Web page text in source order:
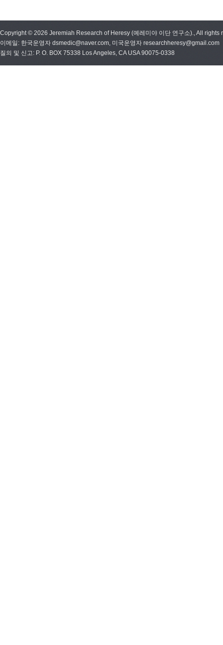
Copyright © 2026 Jeremiah Research of Heresy (예레미야 이단 연구소)., All rights
이메일: 한국운영자 dsmedic@naver.com, 미국운영자 researchheresy@gmail.com
질의 및 신고: P. O. BOX 75338 Los Angeles, CA USA 90075-0338